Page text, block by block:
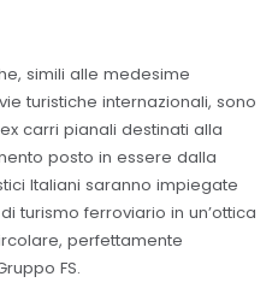
simili alle medesime
turistiche internazionali, sono
carri pianali destinati alla
posto in essere dalla
Italiani saranno impiegate
turismo ferroviario in un’ottica
perfettamente
FS.